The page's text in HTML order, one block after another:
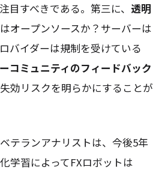
目すべきである。第三に、 透明
オープンソースか？サーバーは
バイダーは規制を受けている
コミュニティのフィードバック
効リスクを明らかにすることが
テランアナリストは、今後5年
学習によってFXロボットは